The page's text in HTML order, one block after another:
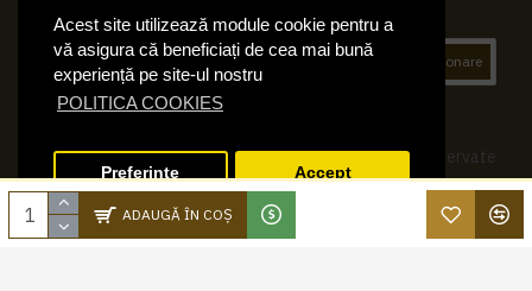
Acest site utilizează module cookie pentru a
vă asigura că beneficiați de cea mai bună
experiență pe site-ul nostru
POLITICA COOKIES
Preferinte Accept
ADAUGĂ ÎN COŞ
Abonare
© 2019 Ktering.ro , Toate drepturile rezervate